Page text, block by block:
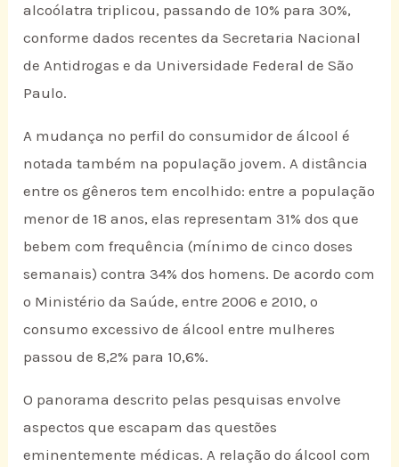
alcoólatra triplicou, passando de 10% para 30%,
conforme dados recentes da Secretaria Nacional
de Antidrogas e da Universidade Federal de São
Paulo.
A mudança no perfil do consumidor de álcool é
notada também na população jovem. A distância
entre os gêneros tem encolhido: entre a população
menor de 18 anos, elas representam 31% dos que
bebem com frequência (mínimo de cinco doses
semanais) contra 34% dos homens. De acordo com
o Ministério da Saúde, entre 2006 e 2010, o
consumo excessivo de álcool entre mulheres
passou de 8,2% para 10,6%.
O panorama descrito pelas pesquisas envolve
aspectos que escapam das questões
eminentemente médicas. A relação do álcool com